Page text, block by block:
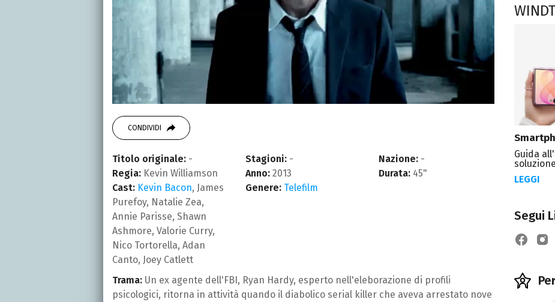
CONDIVIDI
Titolo originale: -
Regia: Kevin Williamson
Cast: Kevin Bacon, James
Purefoy, Natalie Zea,
Annie Parisse, Shawn
Ashmore, Valorie Curry,
Nico Tortorella, Adan
Canto, Joey Catlett
Stagioni: -
Anno: 2013
Genere: Telefilm
Nazione: -
Durata: 45"
Trama: Un ex agente dell'FBI, Ryan Hardy, esperto nell'eleborazione di profili
psicologici, ritorna in attività quando il diabolico serial killer che aveva arrestato nove
Guida
LEGGI
Segui